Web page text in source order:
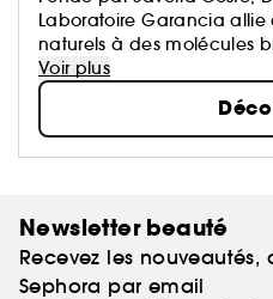
Laboratoire Garancia allie
naturels à des molécules
haute technologie pour
sensorielles, et si efficaces
Voir plus
Newsletter beauté
Recevez les nouveautés,
Sephora par email